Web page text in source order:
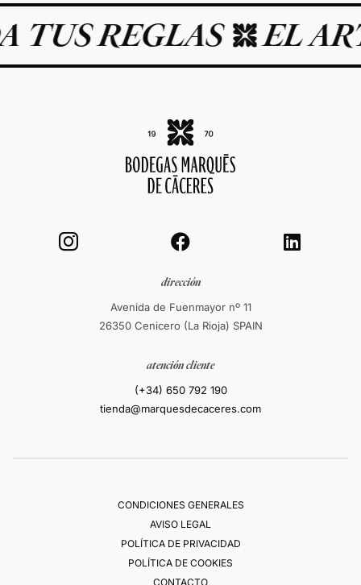
REGLAS EL
  
dirección
Avenida de Fuenmayor nº 11
26350 Cenicero (La Rioja) SPAIN
atención cliente
(+34) 650 792 190
tienda@marquesdecaceres.com
CONDICIONES GENERALES
AVISO LEGAL
POLÍTICA DE PRIVACIDAD
POLÍTICA DE COOKIES
CONTACTO